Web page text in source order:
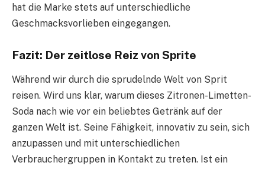
hat die Marke stets auf unterschiedliche
Geschmacksvorlieben eingegangen.
Fazit: Der zeitlose Reiz von Sprite
Während wir durch die sprudelnde Welt von Sprit
reisen. Wird uns klar, warum dieses Zitronen-Limetten-
Soda nach wie vor ein beliebtes Getränk auf der
ganzen Welt ist. Seine Fähigkeit, innovativ zu sein, sich
anzupassen und mit unterschiedlichen
Verbrauchergruppen in Kontakt zu treten. Ist ein